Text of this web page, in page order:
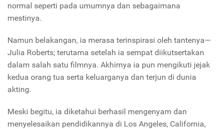
normal seperti pada umumnya dan sebagaimana
mestinya.
Namun belakangan, ia merasa terinspirasi oleh tantenya—
Julia Roberts; terutama setelah ia sempat diikutsertakan
dalam salah satu filmnya. Akhirnya ia pun mengikuti jejak
kedua orang tua serta keluarganya dan terjun di dunia
akting.
Meski begitu, ia diketahui berhasil mengenyam dan
menyelesaikan pendidikannya di Los Angeles, California,